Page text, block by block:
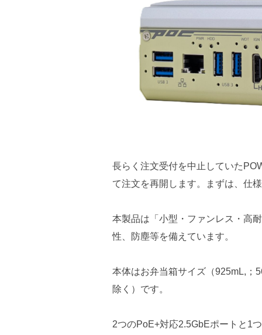
長らく注文受付を中止していた
て注文を再開します。まずは、仕
本製品は「小型・ファンレス・高
性、防塵等を備えています。
本体はお弁当箱サイズ（925mL,；
除く）です。
2つのPoE+対応2.5GbEポートと1